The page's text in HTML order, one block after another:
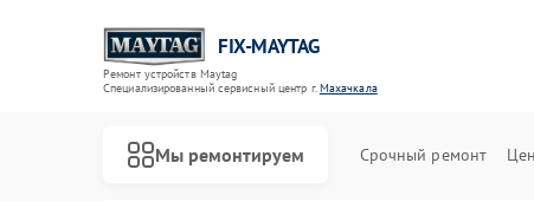
FIX-MAYTAG
Ремонт устройств Maytag
Специализированный cервисный центр г.Махачкала
Мы ремонтируем Срочный ремонт